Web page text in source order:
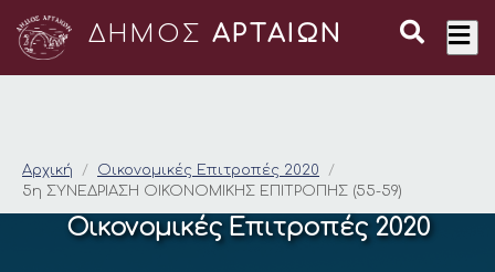
ΔΗΜΟΣ ΑΡΤΑΙΩΝ
5η ΣΥΝΕΔΡΙΑΣΗ
Αρχική
Οικονομικές Επιτροπές 2020
5η ΣΥΝΕΔΡΙΑΣΗ ΟΙΚΟΝΟΜΙΚΗΣ ΕΠΙΤΡΟΠΗΣ (55-59)
Οικονομικές Επιτροπές 2020